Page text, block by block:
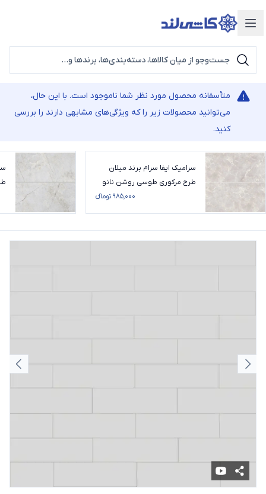
دسته‌بندی محصولات
متأسفانه محصول مورد نظر شما ناموجود است. با این حال،
می‌توانید محصولات زیر را که ویژگی‌های مشابهی دارند را بررسی
کنید.
سرامیک ایفا سرام برند میلان
طرح مرکوری طوسی روشن نانو
۹۸۵٬۰۰۰ تومانء
اسلاید قبلی